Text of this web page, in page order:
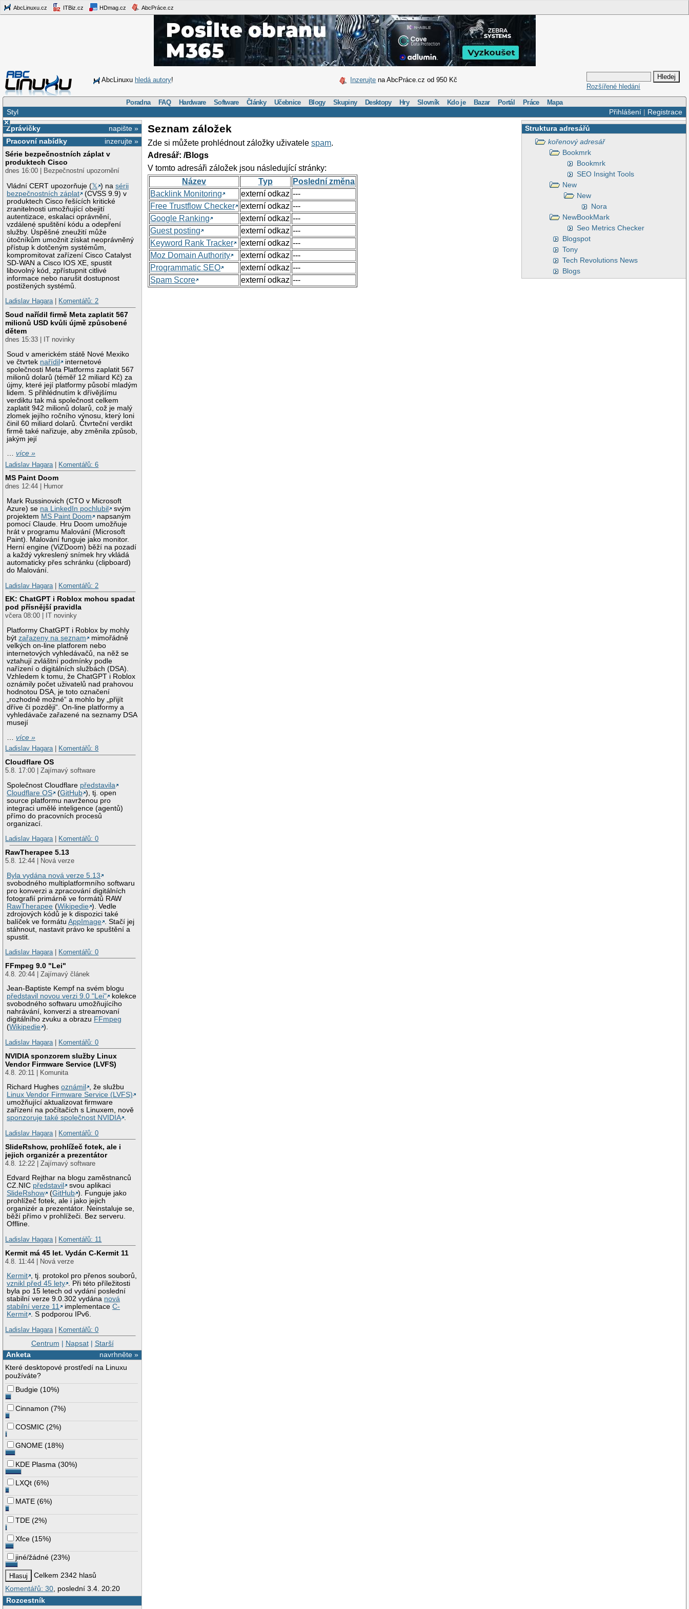
AbcLinuxu.cz ITBiz.cz HDmag.cz AbcPráce.cz
AbcLinuxu hledá autory! Inzerujte na AbcPráce.cz od 950 Kč
Rozšířené hledání
Poradna FAQ Hardware Software Články Učebnice Blogy Skupiny Desktopy Hry Slovník Kdo je Bazar Portál Práce Mapa
Přihlášení| Registrace
Styl
×
napište »
Zprávičky
inzerujte »
Pracovní nabídky
Série bezpečnostních záplat v
produktech Cisco
dnes 16:00 | Bezpečnostní upozornění
Vládní CERT upozorňuje (𝕏 ) nasérii
bezpečnostních záplat
(CVSS 9.9) v
produktech Cisco řešících kritické
zranitelnosti umožňující obejití
autentizace, eskalaci oprávnění,
vzdálené spuštění kódu a odepření
služby. Úspěšné zneužití může
útočníkům umožnit získat neoprávněný
přístup k dotčeným systémům,
kompromitovat zařízení Cisco Catalyst
SD-WAN a Cisco IOS XE, spustit
libovolný kód, zpřístupnit citlivé
informace nebo narušit dostupnost
postižených systémů.
Ladislav Hagara| Komentářů: 2
Soud nařídil firmě Meta zaplatit 567
milionů USD kvůli újmě způsobené
dětem
dnes 15:33 | IT novinky
Soud v americkém státě Nové Mexiko
ve čtvrtek nařídil
internetové
společnosti Meta Platforms zaplatit 567
milionů dolarů (téměř 12 miliard Kč) za
újmy, které její platformy působí mladým
lidem. S přihlédnutím k dřívějšímu
verdiktu tak má společnost celkem
zaplatit 942 milionů dolarů, což je malý
zlomek jejího ročního výnosu, který loni
činil 60 miliard dolarů. Čtvrteční verdikt
firmě také nařizuje, aby změnila způsob,
jakým její
…více »
Ladislav Hagara
Komentářů: 6
MS Paint Doom
dnes 12:44 | Humor
Mark Russinovich (CTO v Microsoft
Azure) se na LinkedIn pochlubil
svým
projektem MS Paint Doom
napsaným
pomocí Claude. Hru Doom umožňuje
hrát v programu Malování (Microsoft
Paint). Malování funguje jako monitor.
Herní engine (ViZDoom) běží na pozadí
a každý vykreslený snímek hry vkládá
automaticky přes schránku (clipboard)
do Malování.
Ladislav Hagara
Komentářů: 2
EK: ChatGPT i Roblox mohou spadat
pod přísnější pravidla
včera 08:00 | IT novinky
Platformy ChatGPT i Roblox by mohly
býtzařazeny na seznam
mimořádně
velkých on-line platforem nebo
internetových vyhledávačů, na něž se
vztahují zvláštní podmínky podle
nařízení o digitálních službách (DSA).
Vzhledem k tomu, že ChatGPT i Roblox
oznámily počet uživatelů nad prahovou
hodnotou DSA, je toto označení
„rozhodně možné“ a mohlo by „přijít
dříve či později“. On-line platformy a
vyhledávače zařazené na seznamy DSA
musejí
…více »
Ladislav Hagara| Komentářů: 8
Cloudflare OS
5.8. 17:00 | Zajímavý software
Společnost Cloudflare představila
Cloudflare OS
(GitHub ), tj. open
source platformu navrženou pro
integraci umělé inteligence (agentů)
přímo do pracovních procesů
organizací.
Ladislav Hagara| Komentářů: 0
RawTherapee 5.13
5.8. 12:44 | Nová verze
Byla vydána nová verze 5.13
svobodného multiplatformního softwaru
pro konverzi a zpracování digitálních
fotografií primárně ve formátů RAW
RawTherapee (Wikipedie ). Vedle
zdrojových kódů je k dispozici také
balíček ve formátuAppImage
. Stačí jej
stáhnout, nastavit právo ke spuštění a
spustit.
Ladislav Hagara| Komentářů: 0
FFmpeg 9.0 "Lei"
4.8. 20:44 | Zajímavý článek
Jean-Baptiste Kempf na svém blogu
představil novou verzi 9.0 "Lei"
kolekce
svobodného softwaru umožňujícího
nahrávání, konverzi a streamovaní
digitálního zvuku a obrazu FFmpeg
(Wikipedie ).
Ladislav Hagara| Komentářů: 0
NVIDIA sponzorem služby Linux
Vendor Firmware Service (LVFS)
4.8. 20:11 | Komunita
Richard Hughesoznámil
, že službu
Linux Vendor Firmware Service (LVFS)
umožňující aktualizovat firmware
zařízení na počítačích s Linuxem, nově
sponzoruje také společnost NVIDIA .
Ladislav Hagara| Komentářů: 0
SlideRshow, prohlížeč fotek, ale i
jejich organizér a prezentátor
4.8. 12:22 | Zajímavý software
Edvard Rejthar na blogu zaměstnanců
CZ.NIC představil
svou aplikaci
SlideRshow
(GitHub ). Funguje jako
prohlížeč fotek, ale i jako jejich
organizér a prezentátor. Neinstaluje se,
běží přímo v prohlížeči. Bez serveru.
Offline.
Ladislav Hagara| Komentářů: 11
Kermit má 45 let. Vydán C-Kermit 11
4.8. 11:44 | Nová verze
Kermit , tj. protokol pro přenos souborů,
vznikl před 45 lety . Při této příležitosti
byla po 15 letech od vydání poslední
stabilní verze 9.0.302 vydána nová
stabilní verze 11
implementaceC-
Kermit . S podporou IPv6.
Ladislav Hagara| Komentářů: 0
Centrum | Napsat| Starší
navrhněte »
Anketa
Které desktopové prostředí na Linuxu
používáte?
Budgie (10%)
Cinnamon (7%)
COSMIC (2%)
GNOME (18%)
KDE Plasma (30%)
LXQt (6%)
MATE (6%)
TDE (2%)
Xfce (15%)
jiné/žádné (23%)
Celkem 2342 hlasů
Komentářů: 30 , poslední 3.4. 20:20
Rozcestník
Struktura adresářů
kořenový adresář
Bookmrk
Bookmrk
SEO Insight Tools
New
New
Nora
NewBookMark
Seo Metrics Checker
Blogspot
Tony
Tech Revolutions News
Blogs
Seznam záložek
Zde si můžete prohlédnout záložky uživatelespam.
Adresář: /Blogs
V tomto adresáři záložek jsou následující stránky:
Název
Typ
Poslední změna
Backlink Monitoring
externí odkaz ---
Free Trustflow Checker
externí odkaz ---
Google Ranking
externí odkaz ---
Guest posting
externí odkaz ---
Keyword Rank Tracker
externí odkaz ---
Moz Domain Authority
externí odkaz ---
Programmatic SEO
externí odkaz ---
Spam Score
externí odkaz ---